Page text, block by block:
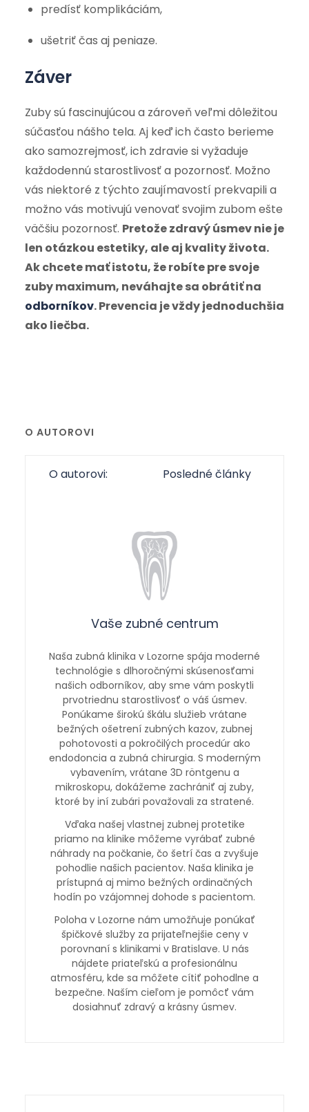
predísť komplikáciám,
ušetriť čas aj peniaze.
Záver
Zuby sú fascinujúcou a zároveň veľmi dôležitou
súčasťou nášho tela. Aj keď ich často berieme
ako samozrejmosť, ich zdravie si vyžaduje
každodennú starostlivosť a pozornosť. Možno
vás niektoré z týchto zaujímavostí prekvapili a
možno vás motivujú venovať svojim zubom ešte
väčšiu pozornosť. Pretože zdravý úsmev nie je
len otázkou estetiky, ale aj kvality života.
Ak chcete mať istotu, že robíte pre svoje
zuby maximum, neváhajte sa obrátiť na
odborníkov. Prevencia je vždy jednoduchšia
ako liečba.
O AUTOROVI
O autorovi: Posledné články
Vaše zubné centrum
Naša zubná klinika v Lozorne spája moderné
technológie s dlhoročnými skúsenosťami
našich odborníkov, aby sme vám poskytli
prvotriednu starostlivosť o váš úsmev.
Ponúkame širokú škálu služieb vrátane
bežných ošetrení zubných kazov, zubnej
pohotovosti a pokročilých procedúr ako
endodoncia a zubná chirurgia. S moderným
vybavením, vrátane 3D röntgenu a
mikroskopu, dokážeme zachrániť aj zuby,
ktoré by iní zubári považovali za stratené.
Vďaka našej vlastnej zubnej protetike
priamo na klinike môžeme vyrábať zubné
náhrady na počkanie, čo šetrí čas a zvyšuje
pohodlie našich pacientov. Naša klinika je
prístupná aj mimo bežných ordinačných
hodín po vzájomnej dohode s pacientom.
Poloha v Lozorne nám umožňuje ponúkať
špičkové služby za prijateľnejšie ceny v
porovnaní s klinikami v Bratislave. U nás
nájdete priateľskú a profesionálnu
atmosféru, kde sa môžete cítiť pohodlne a
bezpečne. Naším cieľom je pomôcť vám
dosiahnuť zdravý a krásny úsmev.